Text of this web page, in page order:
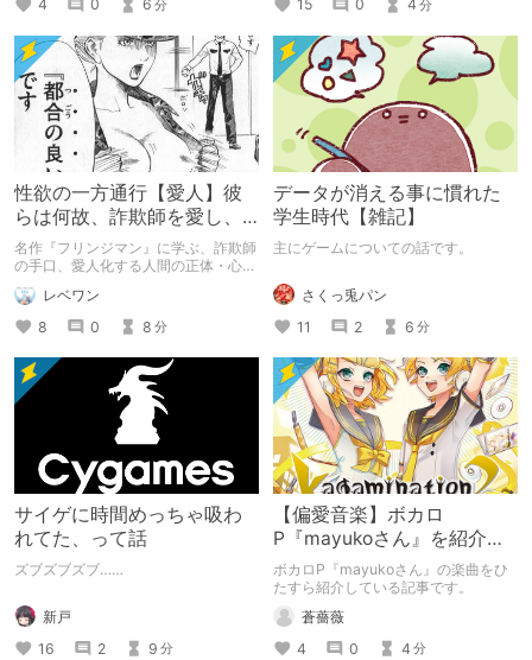
4
0 6 分
15
0 4 分
性欲の一方通行【愛人】彼
らは何故、詐欺師を愛し、
都合の良い肉便器を甘受し
てしまうのか？
名作『フリンジマン』に学ぶ、詐欺師
の手口、愛人化する人間の正体・心
理。
レベワン
8
0 8 分
データが消える事に慣れた
学生時代【雑記】
主にゲームについての話です。
さくっ兎パン
11
2 6 分
サイゲに時間めっちゃ吸わ
れてた、って話
ズブズブズブ……
新戸
16
2 9 分
【偏愛音楽】ボカロ
P『mayukoさん』を紹介し
たい
ボカロP『mayukoさん』の楽曲をひ
たすら紹介している記事です。
蒼薔薇
4
0 4 分